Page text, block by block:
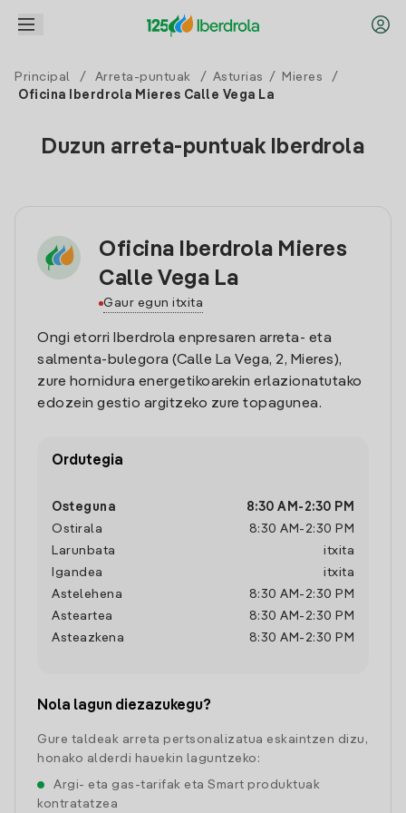
Principal / Arreta-puntuak / Asturias / Mieres
/
Oficina Iberdrola Mieres Calle Vega La
Duzun arreta-puntuak Iberdrola
Oficina Iberdrola Mieres
Calle Vega La
Gaur egun itxita
Ongi etorri Iberdrola enpresaren arreta- eta
salmenta-bulegora (Calle La Vega, 2, Mieres),
zure hornidura energetikoarekin erlazionatutako
edozein gestio argitzeko zure topagunea.
Ordutegia
Osteguna 8:30 AM - 2:30 PM
Ostirala
8:30 AM - 2:30 PM
Larunbata
itxita
Igandea
itxita
Astelehena
8:30 AM - 2:30 PM
Asteartea
8:30 AM - 2:30 PM
Asteazkena
8:30 AM - 2:30 PM
Nola lagun diezazukegu?
Gure taldeak arreta pertsonalizatua eskaintzen dizu,
honako alderdi hauekin laguntzeko:
Argi- eta gas-tarifak eta Smart produktuak
kontratatzea